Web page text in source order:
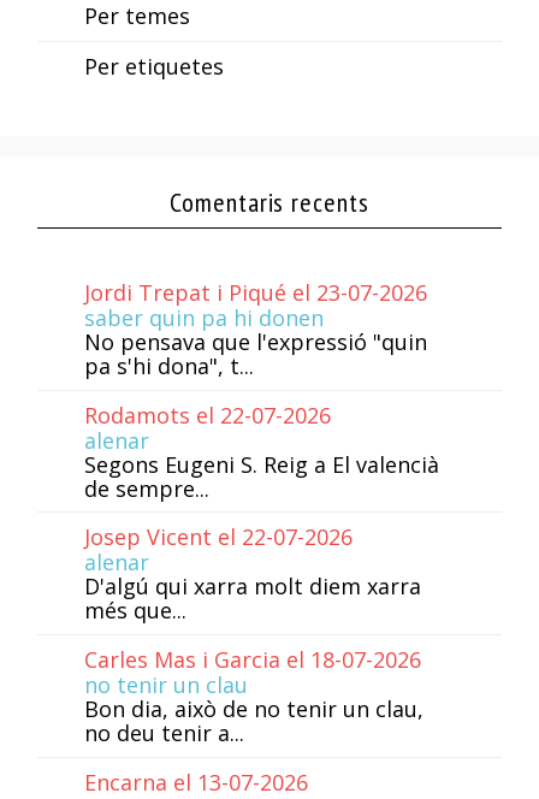
Per temes
Per etiquetes
Comentaris recents
Jordi Trepat i Piqué el 23-07-2026
saber quin pa hi donen
No pensava que l'expressió "quin
pa s'hi dona", t...
Rodamots el 22-07-2026
alenar
Segons Eugeni S. Reig a El valencià
de sempre...
Josep Vicent el 22-07-2026
alenar
D'algú qui xarra molt diem xarra
més que...
Carles Mas i Garcia el 18-07-2026
no tenir un clau
Bon dia, això de no tenir un clau,
no deu tenir a...
Encarna el 13-07-2026